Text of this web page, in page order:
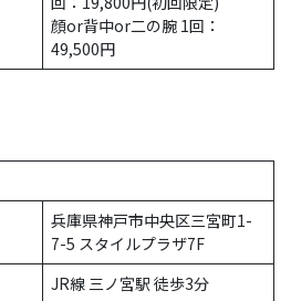
顔or背中or二の腕 1回：
49,500円
兵庫県神戸市中央区三宮町1-
7-5 スタイルプラザ7F
JR線 三ノ宮駅 徒歩3分